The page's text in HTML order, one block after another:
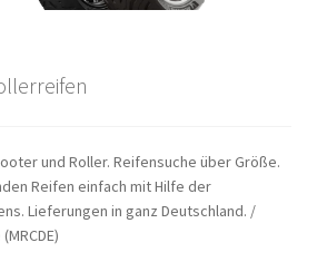
und Roller. Reifensuche über Größe.
Reifen einfach mit Hilfe der
Lieferungen in ganz Deutschland. /